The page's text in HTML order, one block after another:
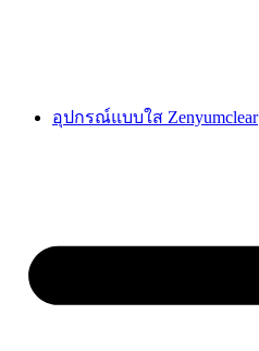
อุปกรณ์แบบใส Zenyumclear